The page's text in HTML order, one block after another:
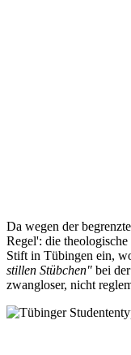
Da wegen der
Regel': die
Stift in Tübingen ein,
stillen Stübchen" bei
zwangloser, nicht